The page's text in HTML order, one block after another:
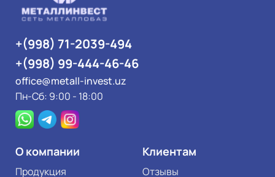
О компании
Продукция
Клиентам
Отзывы
+(998) 71-2039-494
+(998) 99-444-46-46
office@metall-invest.uz
Пн-Сб: 9:00 - 18:00